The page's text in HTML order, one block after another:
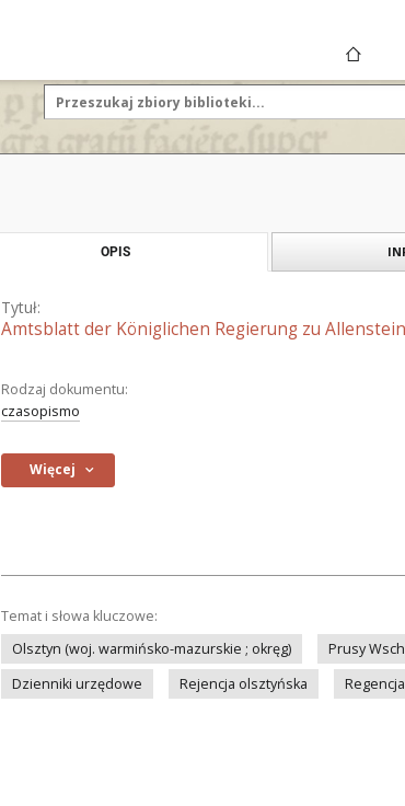
OPIS
Tytuł:
Amtsblatt der Königlichen Regierung zu
Rodzaj dokumentu:
czasopismo
Więcej
Temat i słowa kluczowe:
Olsztyn (woj. warmińsko-mazurskie ; okręg)
Prusy
Dzienniki urzędowe
Rejencja olsztyńska